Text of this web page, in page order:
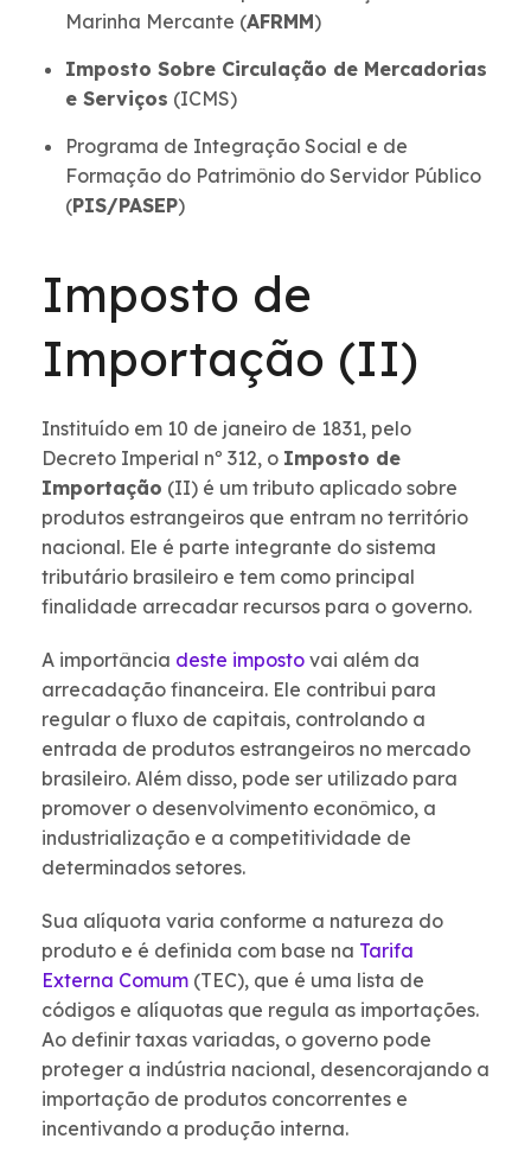
Marinha Mercante (AFRMM)
Imposto Sobre Circulação de Mercadorias
e Serviços (ICMS)
Programa de Integração Social e de
Formação do Patrimônio do Servidor Público
(PIS/PASEP)
Imposto de
Importação (II)
Instituído em 10 de janeiro de 1831, pelo
Decreto Imperial nº 312, o Imposto de
Importação (II) é um tributo aplicado sobre
produtos estrangeiros que entram no território
nacional. Ele é parte integrante do sistema
tributário brasileiro e tem como principal
finalidade arrecadar recursos para o governo.
A importância deste imposto vai além da
arrecadação financeira. Ele contribui para
regular o fluxo de capitais, controlando a
entrada de produtos estrangeiros no mercado
brasileiro. Além disso, pode ser utilizado para
promover o desenvolvimento econômico, a
industrialização e a competitividade de
determinados setores.
Sua alíquota varia conforme a natureza do
produto e é definida com base na Tarifa
Externa Comum (TEC), que é uma lista de
códigos e alíquotas que regula as importações.
Ao definir taxas variadas, o governo pode
proteger a indústria nacional, desencorajando a
importação de produtos concorrentes e
incentivando a produção interna.